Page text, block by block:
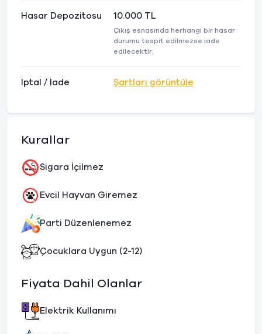
Hasar Depozitosu 10.000 TL
Çıkış esnasında herhangi bir hasar
durumu tespit edilmezse iade
edilecektir.
İptal / İade Şartları görüntüle
Kurallar
Sigara İçilmez
Evcil Hayvan Giremez
Parti Düzenlenemez
Çocuklara Uygun (2-12)
Fiyata Dahil Olanlar
Elektrik Kullanımı